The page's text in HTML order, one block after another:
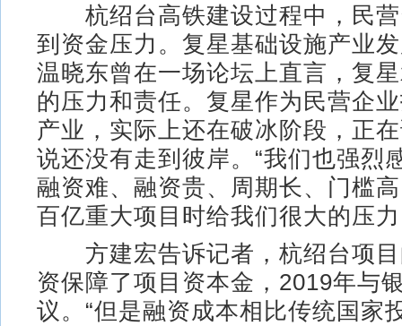
杭绍台高铁建设过程中，民营
到资金压力。复星基础设施产业
温晓东曾在一场论坛上直言，复
的压力和责任。复星作为民营企
产业，实际上还在破冰阶段，正
说还没有走到彼岸。“我们也强烈
融资难、融资贵、周期长、门槛
百亿重大项目时给我们很大的压力
方建宏告诉记者，杭绍台项目
资保障了项目资本金，2019年与
议。“但是融资成本相比传统国家